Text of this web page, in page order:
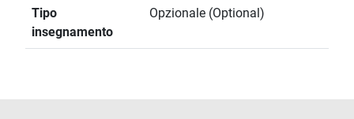
Tipo
insegnamento
Opzionale (Optional)